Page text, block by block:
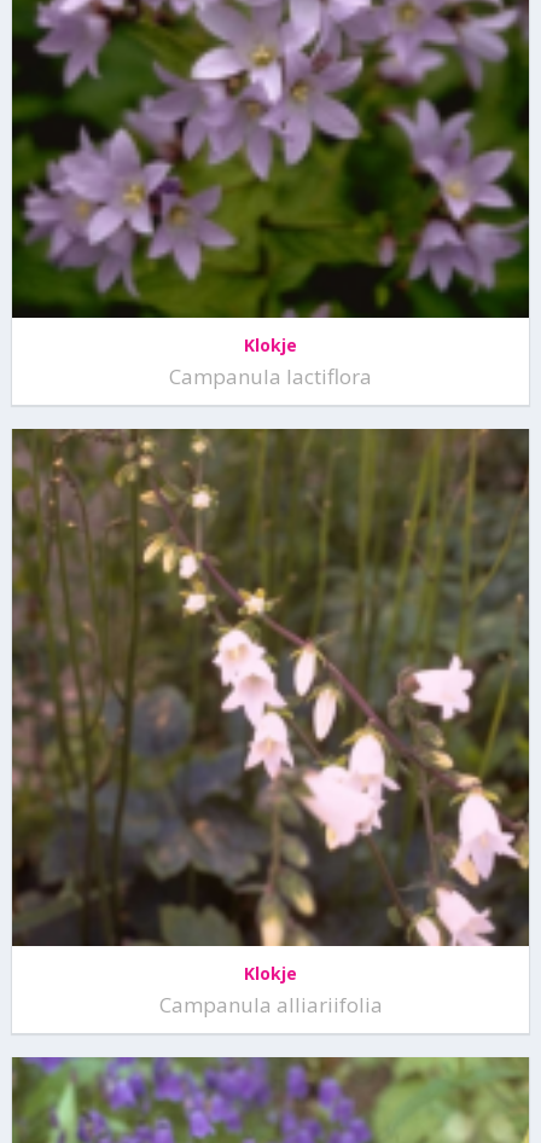
Klokje
Campanula lactiflora
Klokje
Campanula alliariifolia